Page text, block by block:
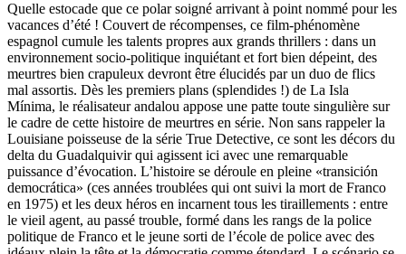
Quelle estocade que ce polar soigné arrivant à point nommé pour les
vacances d’été ! Couvert de récompenses, ce film-phénomène
espagnol cumule les talents propres aux grands thrillers : dans un
environnement socio-politique inquiétant et fort bien dépeint, des
meurtres bien crapuleux devront être élucidés par un duo de flics
mal assortis. Dès les premiers plans (splendides !) de La Isla
Mínima, le réalisateur andalou appose une patte toute singulière sur
le cadre de cette histoire de meurtres en série. Non sans rappeler la
Louisiane poisseuse de la série True Detective, ce sont les décors du
delta du Guadalquivir qui agissent ici avec une remarquable
puissance d’évocation. L’histoire se déroule en pleine «transición
democrática» (ces années troublées qui ont suivi la mort de Franco
en 1975) et les deux héros en incarnent tous les tiraillements : entre
le vieil agent, au passé trouble, formé dans les rangs de la police
politique de Franco et le jeune sorti de l’école de police avec des